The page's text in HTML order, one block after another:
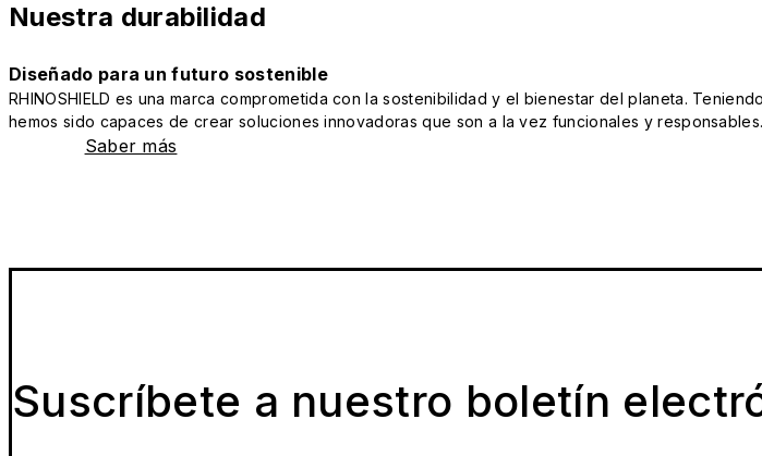
Nuestra durabilidad
Diseñado para un futuro sostenible
RHINOSHIELD es una marca comprometida con la sostenibilidad y el bienestar del planeta.
hemos sido capaces de crear soluciones innovadoras que son a la vez funcionales y
Saber más
Suscríbete a nuestro boletín